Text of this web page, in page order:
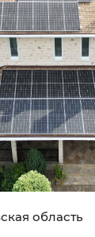
область